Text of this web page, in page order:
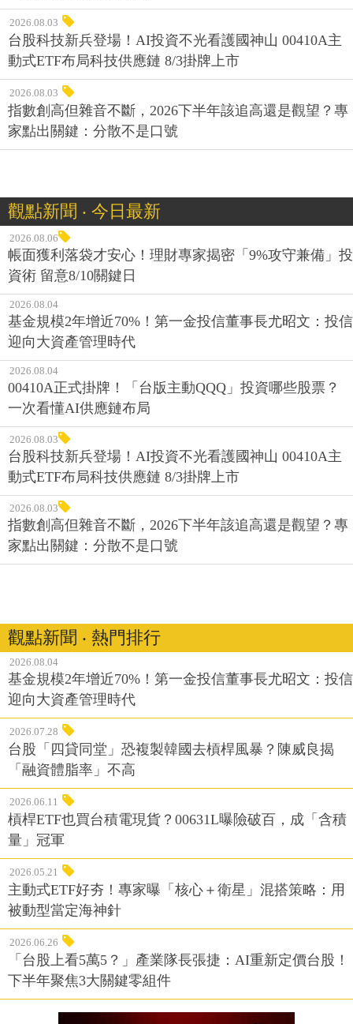
2026.08.03
台股科技新兵登場！AI投資不光看護國神山 00410A主
動式ETF布局科技供應鏈 8/3掛牌上市
2026.08.03
指數創高但雜音不斷，2026下半年該追高還是觀望？專
家點出關鍵：分散不是口號
觀點新聞 ‧ 今日最新
2026.08.06
帳面獲利落袋才安心！理財專家揭密「9%攻守兼備」投
資術 留意8/10關鍵日
2026.08.04
基金規模2年增近70%！第一金投信董事長尤昭文：投信
迎向大資產管理時代
2026.08.04
00410A正式掛牌！「台版主動QQQ」投資哪些股票？
一次看懂AI供應鏈布局
2026.08.03
台股科技新兵登場！AI投資不光看護國神山 00410A主
動式ETF布局科技供應鏈 8/3掛牌上市
2026.08.03
指數創高但雜音不斷，2026下半年該追高還是觀望？專
家點出關鍵：分散不是口號
觀點新聞 ‧ 熱門排行
2026.08.04
基金規模2年增近70%！第一金投信董事長尤昭文：投信
迎向大資產管理時代
2026.07.28
台股「四貸同堂」恐複製韓國去槓桿風暴？陳威良揭
「融資體脂率」不高
2026.06.11
槓桿ETF也買台積電現貨？00631L曝險破百，成「含積
量」冠軍
2026.05.21
主動式ETF好夯！專家曝「核心＋衛星」混搭策略：用
被動型當定海神針
2026.06.26
「台股上看5萬5？」產業隊長張捷：AI重新定價台股！
下半年聚焦3大關鍵零組件